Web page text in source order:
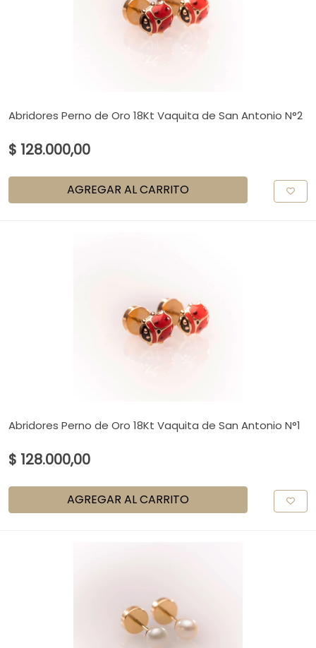
Abridores Perno de Oro 18Kt Vaquita de San Antonio N°2
$ 128.000,00
AGREGAR AL CARRITO
Abridores Perno de Oro 18Kt Vaquita de San Antonio N°1
$ 128.000,00
AGREGAR AL CARRITO